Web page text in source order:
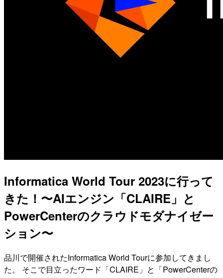
Informatica World Tour 2023に行って
きた！〜AIエンジン「CLAIRE」と
PowerCenterのクラウドモダナイゼー
ション〜
品川で開催されたInformatica World Tourに参加してきまし
た。 そこで目立ったワード「CLAIRE」と「PowerCenterの